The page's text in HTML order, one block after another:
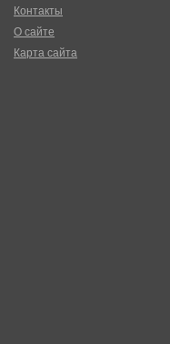
Контакты
О сайте
Карта сайта